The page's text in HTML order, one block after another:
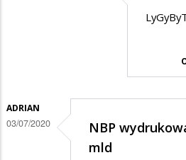
na
ADRIAN
03/07/2020
NBP
mld